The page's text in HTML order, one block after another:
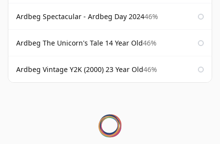
Ardbeg Spectacular - Ardbeg Day 202446%
Ardbeg The Unicorn's Tale 14 Year Old46%
Ardbeg Vintage Y2K (2000) 23 Year Old46%